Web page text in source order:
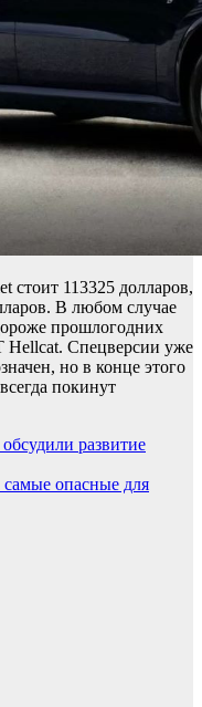
стоит 113325 долларов,
В любом случае
прошлогодних
Hellcat. Спецверсии уже
но в конце этого
покинут
развитие
самые опасные для